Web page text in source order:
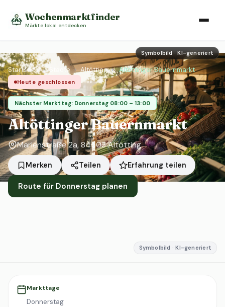
Wochenmarktfinder
Märkte lokal entdecken
Symbolbild · KI-generiert
Startseite › Städte › Altötting › Altöttinger Bauernmarkt
Heute geschlossen
Nächster Markttag: Donnerstag 08:00 – 13:00
Altöttinger Bauernmarkt
Marienstraße 2a, 84503 Altötting
Merken Teilen Erfahrung teilen
Route für Donnerstag planen
Symbolbild · KI-generiert
Markttage
Donnerstag